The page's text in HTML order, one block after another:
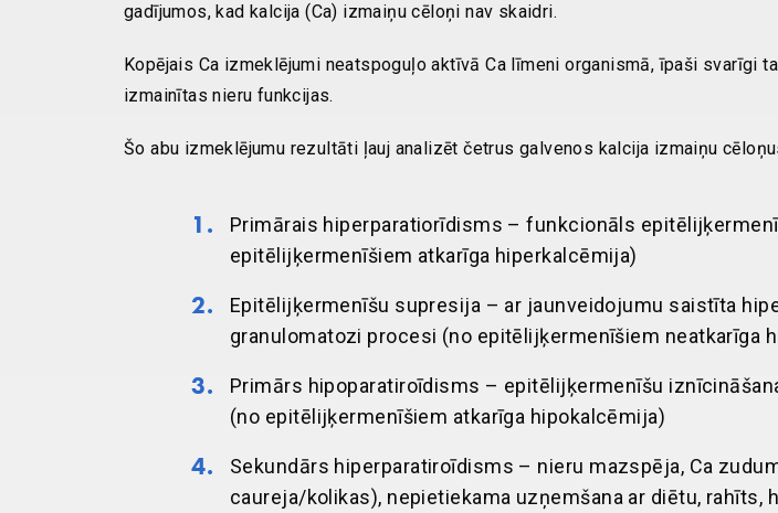
gadījumos, kad kalcija (Ca) izmaiņu cēloņi nav skaidri.
Kopējais Ca izmeklējumi neatspoguļo aktīvā Ca līmeni organismā, īpaši svarīgi
izmainītas nieru funkcijas.
Šo abu izmeklējumu rezultāti ļauj analizēt četrus galvenos kalcija izmaiņu
Primārais hiperparatiorīdisms – funkcionāls
epitēlijķermenīšiem atkarīga hiperkalcēmija)
Epitēlijķermenīšu supresija – ar jaunveidojumu saistīta
granulomatozi procesi (no epitēlijķermenīšiem neatkarīga
Primārs hipoparatiroīdisms – epitēlijķermenīšu
(no epitēlijķermenīšiem atkarīga hipokalcēmija)
Sekundārs hiperparatiroīdisms – nieru mazspēja, Ca
caureja/kolikas), nepietiekama uzņemšana ar diētu, rahīts,